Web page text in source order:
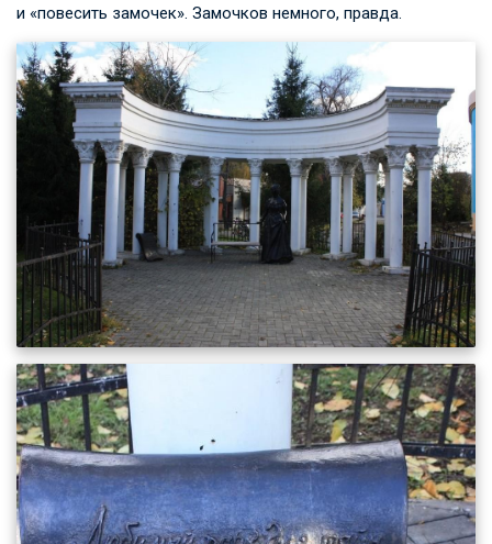
и «повесить замочек». Замочков немного, правда.